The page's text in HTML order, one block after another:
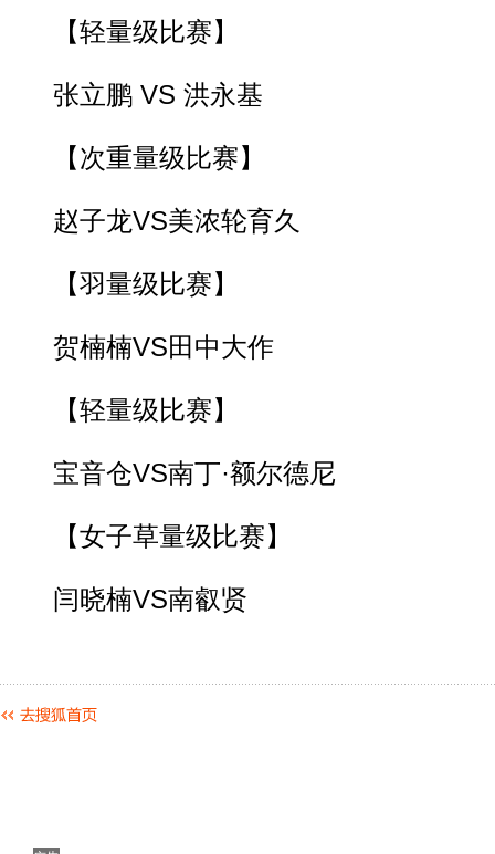
【轻量级比赛】
张立鹏 VS 洪永基
【次重量级比赛】
赵子龙VS美浓轮育久
【羽量级比赛】
贺楠楠VS田中大作
【轻量级比赛】
宝音仓VS南丁·额尔德尼
【女子草量级比赛】
闫晓楠VS南叡贤